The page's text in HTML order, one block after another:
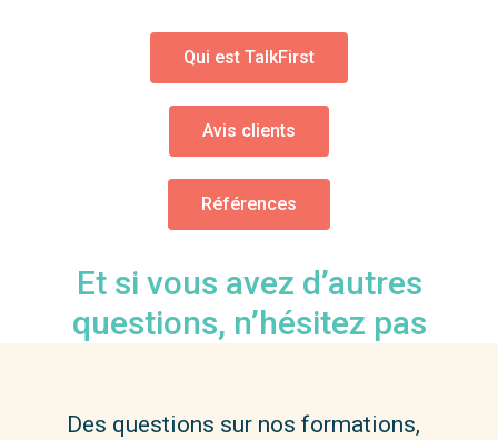
Qui est TalkFirst
Avis clients
Références
Et si vous avez d’autres
questions, n’hésitez pas
Des questions sur nos formations,